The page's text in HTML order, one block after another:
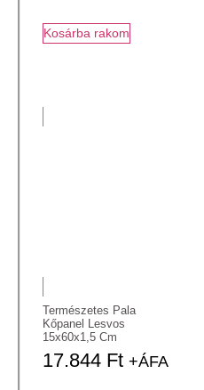
Kosárba rakom
Természetes Pala
Kőpanel Lesvos
15x60x1,5 Cm
17.844 Ft +ÁFA